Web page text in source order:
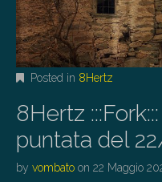
Posted in 8Hertz
8Hertz
puntata del
by vombato on 22 Maggio